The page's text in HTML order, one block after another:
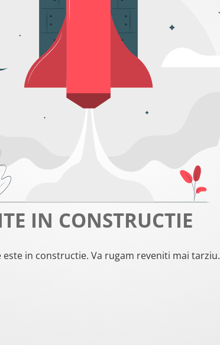
IN CONSTRUCTIE
este in constructie. Va rugam reveniti mai tarziu.